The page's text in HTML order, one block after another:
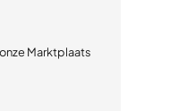
Marktplaats